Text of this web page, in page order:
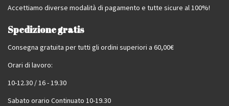
Accettiamo diverse modalità di pagamento e tutte sicure al 100%!
Spedizione gratis
Consegna gratuita per tutti gli ordini superiori a 60,00€
Orari di lavoro:
10-12.30 / 16 - 19.30
Sabato orario Continuato 10-19.30